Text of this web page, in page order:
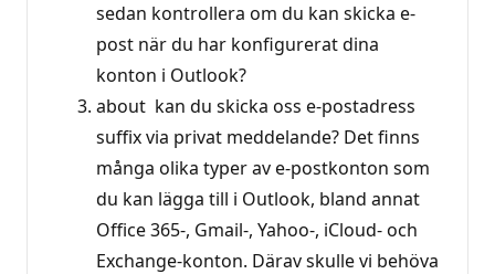
sedan kontrollera om du kan skicka e-
post när du har konfigurerat dina
konton i Outlook?
about kan du skicka oss e-postadress
suffix via privat meddelande? Det finns
många olika typer av e-postkonton som
du kan lägga till i Outlook, bland annat
Office 365-, Gmail-, Yahoo-, iCloud- och
Exchange-konton. Därav skulle vi behöva